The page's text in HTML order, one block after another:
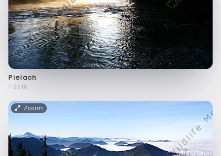
Pielach
f12510
Zoom